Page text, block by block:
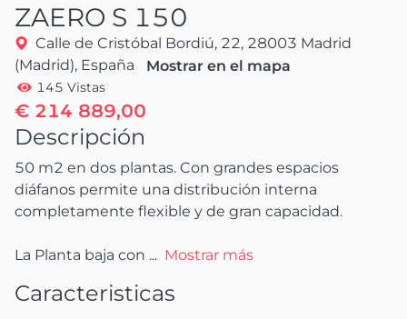
ZAERO S 150
Calle de Cristóbal Bordiú, 22, 28003 Madrid
(Madrid), España
Mostrar en el mapa
145 Vistas
€ 214 889,00
Descripción
50 m2 en dos plantas. Con grandes espacios
diáfanos permite una distribución interna
completamente flexible y de gran capacidad.
La Planta baja con ... Mostrar más
Caracteristicas